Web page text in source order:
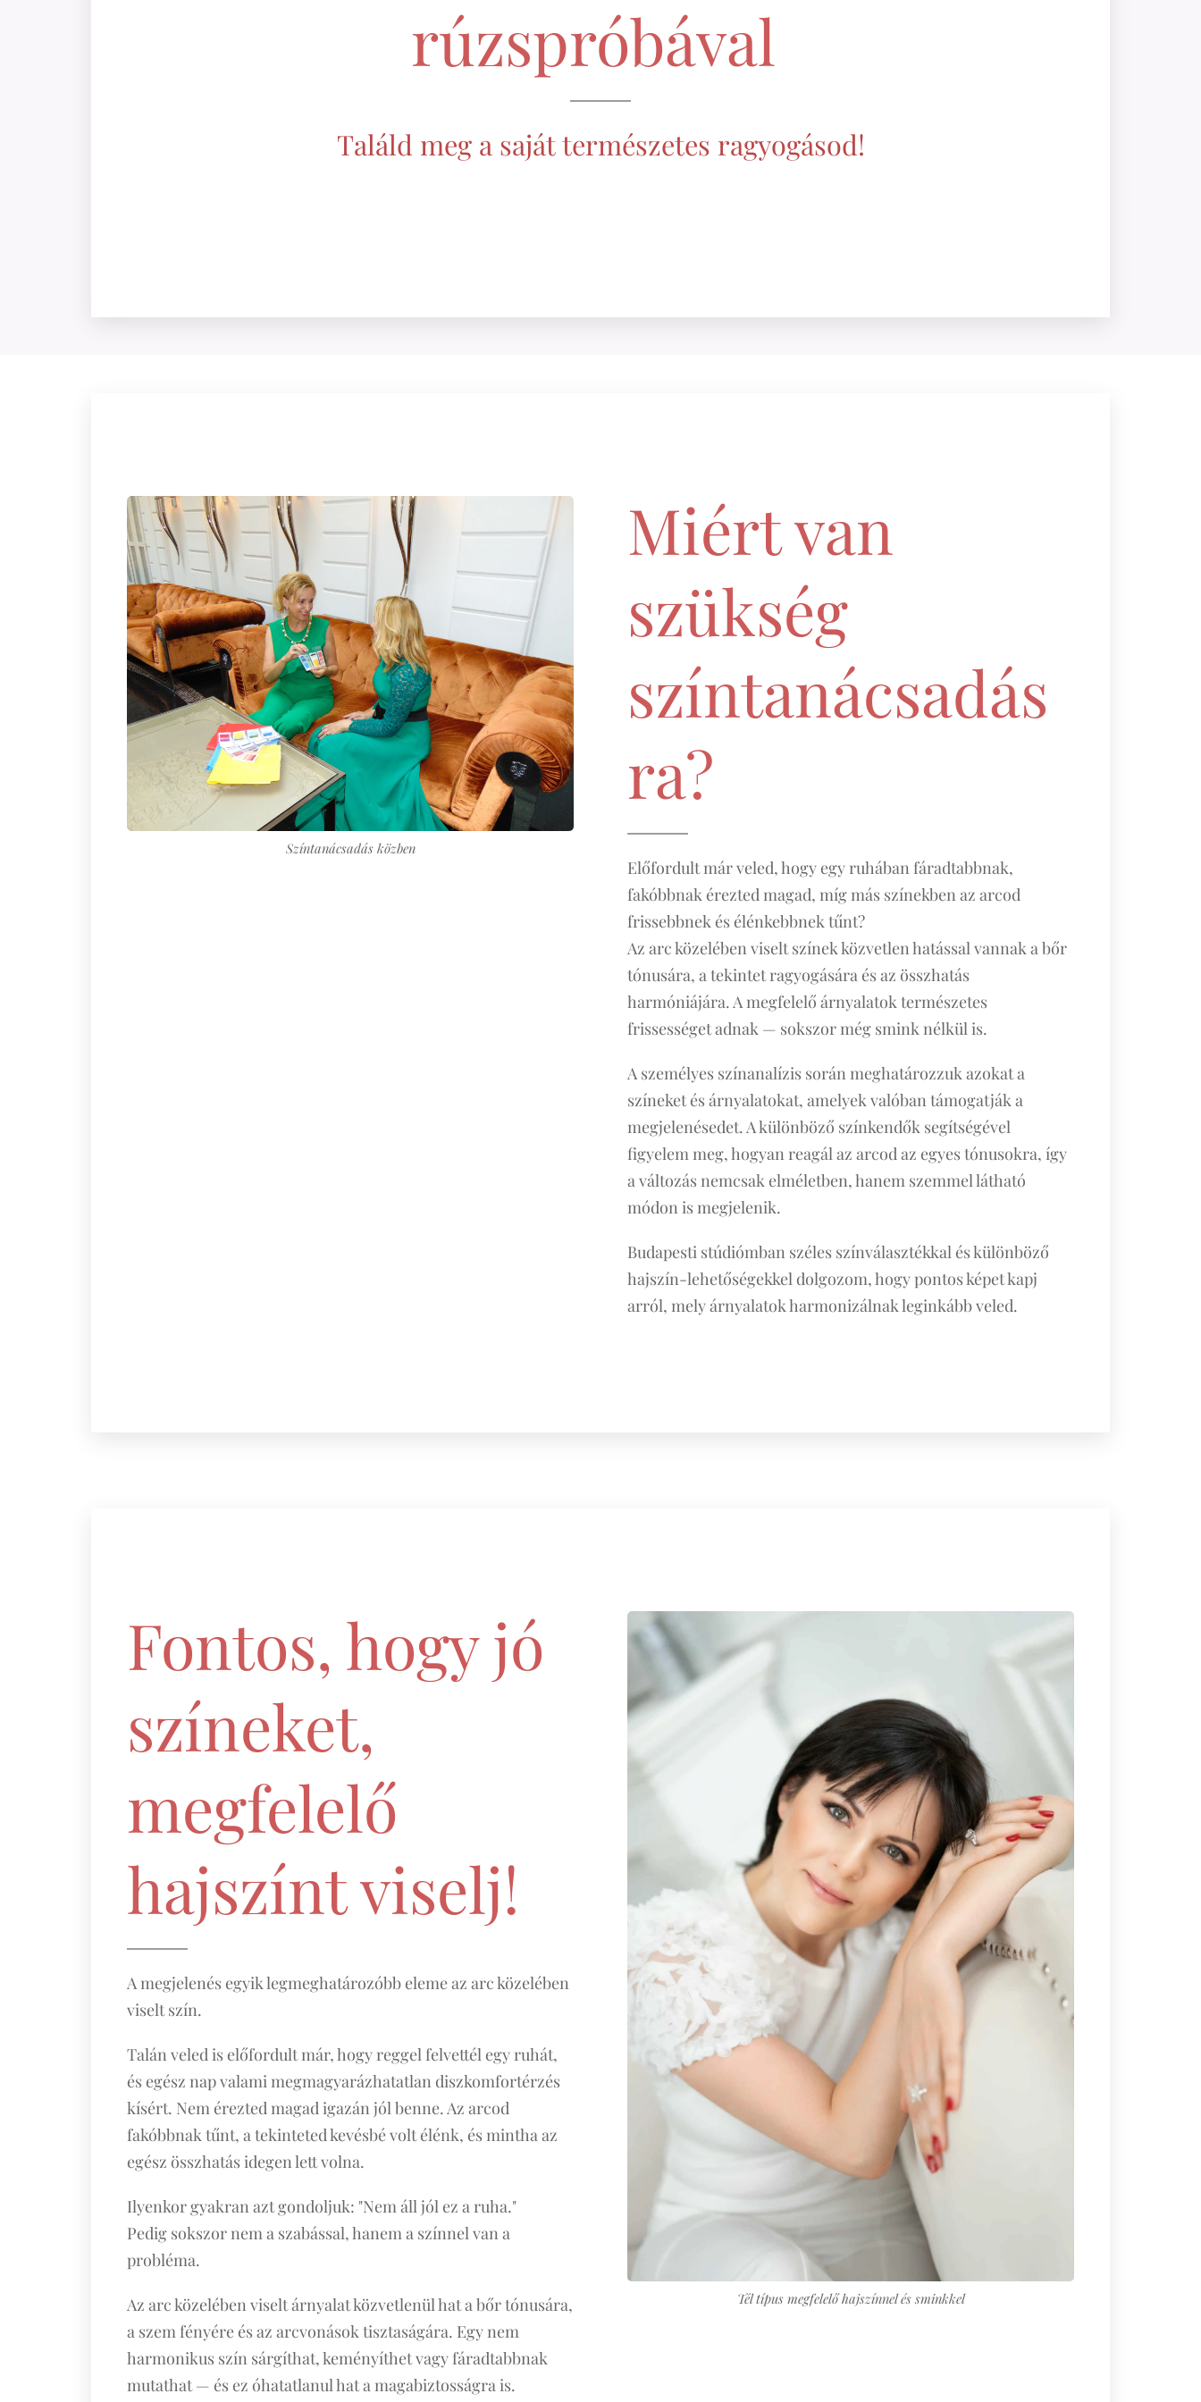
rúzspróbával
Találd meg a saját természetes ragyogásod!
Színtanácsadás közben
Miért van
szükség
színtanácsadás
ra?
Előfordult már veled, hogy egy ruhában fáradtabbnak,
fakóbbnak érezted magad, míg más színekben az arcod
frissebbnek és élénkebbnek tűnt?
Az arc közelében viselt színek közvetlen hatással vannak a bőr
tónusára, a tekintet ragyogására és az összhatás
harmóniájára. A megfelelő árnyalatok természetes
frissességet adnak — sokszor még smink nélkül is.
A személyes színanalízis során meghatározzuk azokat a
színeket és árnyalatokat, amelyek valóban támogatják a
megjelenésedet. A különböző színkendők segítségével
figyelem meg, hogyan reagál az arcod az egyes tónusokra, így
a változás nemcsak elméletben, hanem szemmel látható
módon is megjelenik.
Budapesti stúdiómban széles színválasztékkal és különböző
hajszín-lehetőségekkel dolgozom, hogy pontos képet kapj
arról, mely árnyalatok harmonizálnak leginkább veled.
Fontos, hogy jó
színeket,
megfelelő
hajszínt viselj!
A megjelenés egyik legmeghatározóbb eleme az arc közelében
viselt szín.
Talán veled is előfordult már, hogy reggel felvettél egy ruhát,
és egész nap valami megmagyarázhatatlan diszkomfortérzés
kísért. Nem érezted magad igazán jól benne. Az arcod
fakóbbnak tűnt, a tekinteted kevésbé volt élénk, és mintha az
egész összhatás idegen lett volna.
Ilyenkor gyakran azt gondoljuk: "Nem áll jól ez a ruha."
Pedig sokszor nem a szabással, hanem a színnel van a
probléma.
Az arc közelében viselt árnyalat közvetlenül hat a bőr tónusára,
a szem fényére és az arcvonások tisztaságára. Egy nem
harmonikus szín sárgíthat, keményíthet vagy fáradtabbnak
mutathat — és ez óhatatlanul hat a magabiztosságra is.
Tél típus megfelelő hajszínnel és sminkkel